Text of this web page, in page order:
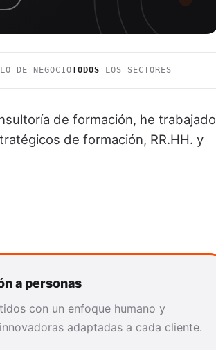
DE NEGOCIOTODOS LOS SECTORES
de formación, he trabajado
de formación, RR.HH. y
a personas
con un enfoque humano y
adaptadas a cada cliente.